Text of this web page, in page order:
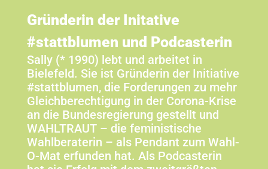
Gründerin der Initative
#stattblumen und Podcasterin
Sally (* 1990) lebt und arbeitet in
Bielefeld. Sie ist Gründerin der Initiative
#stattblumen, die Forderungen zu mehr
Gleichberechtigung in der Corona-Krise
an die Bundesregierung gestellt und
WAHLTRAUT – die feministische
Wahlberaterin – als Pendant zum Wahl-
O-Mat erfunden hat. Als Podcasterin